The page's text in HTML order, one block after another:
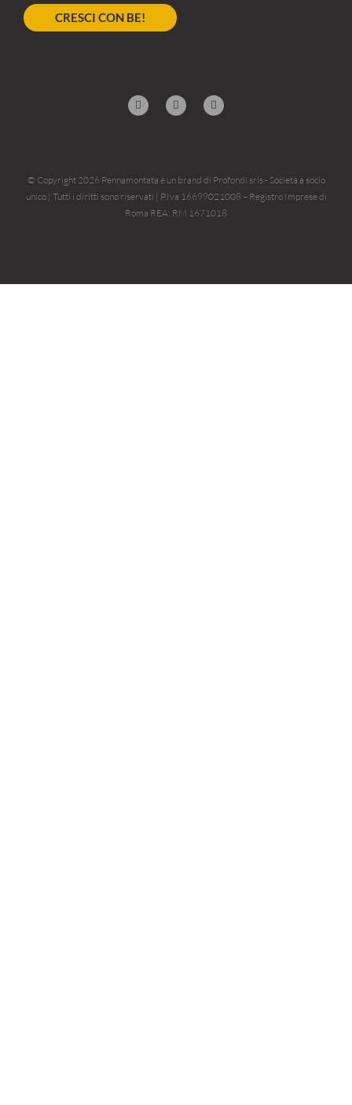
CRESCI CON BE!
© Copyright 2026 Pennamontata è un brand di Profondi srls - Società a socio
unico | Tutti i diritti sono riservati | P.Iva 16699021008 – Registro Imprese di
Roma REA: RM 1671018